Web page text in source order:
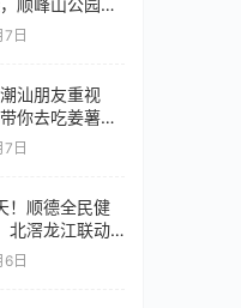
顺峰山公园等
日
汕朋友重视
你去吃姜薯。
朋友，问问他
#
日
！顺德全民健
北滘龙江联动
日